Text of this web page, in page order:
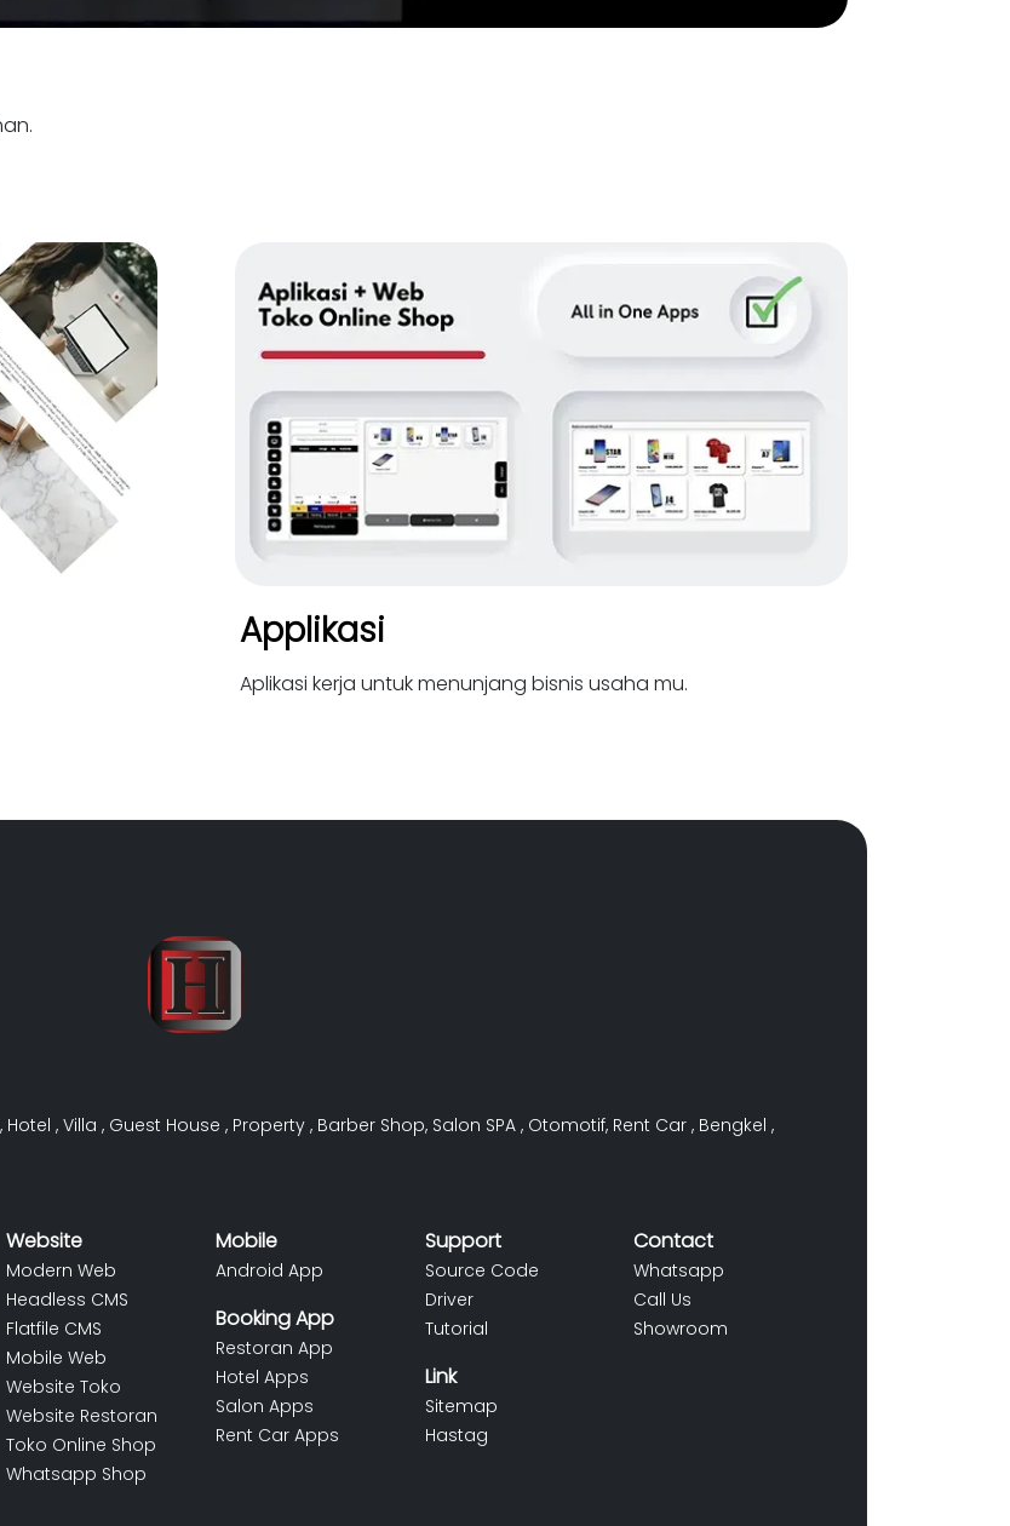
Applikasi
Aplikasi kerja untuk menunjang bisnis usaha mu.
, Hotel , Villa , Guest House , Property , Barber Shop, Salon SPA , Otomotif, Rent Car , Bengkel ,
Website
Modern Web
Headless CMS
Flatfile CMS
Mobile Web
Website Toko
Website Restoran
Toko Online Shop
Whatsapp Shop
Mobile
Android App
Booking App
Restoran App
Hotel Apps
Salon Apps
Rent Car Apps
Support
Source Code
Driver
Tutorial
Link
Sitemap
Hastag
Contact
Whatsapp
Call Us
Showroom